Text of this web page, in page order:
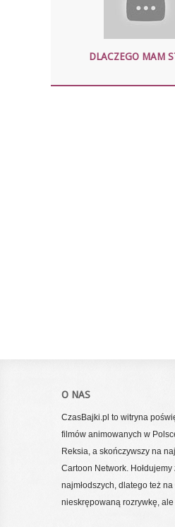
DLACZEGO MAM
O NAS
CzasBajki.pl to witryna
filmów animowanych w
Reksia, a skończywszy na
Cartoon Network.
najmłodszych, dlatego też
nieskrępowaną rozrywkę,